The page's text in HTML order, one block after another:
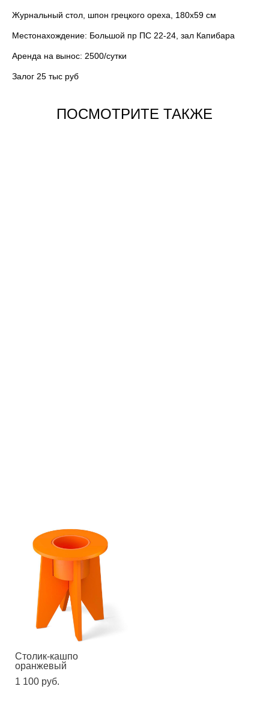
Журнальный стол, шпон грецкого ореха, 180x59 см
Местонахождение: Большой пр ПС 22-24, зал Капибара
Аренда на вынос: 2500/сутки
Залог 25 тыс руб
ПОСМОТРИТЕ ТАКЖЕ
Столик-кашпо
оранжевый
1 100 pуб.